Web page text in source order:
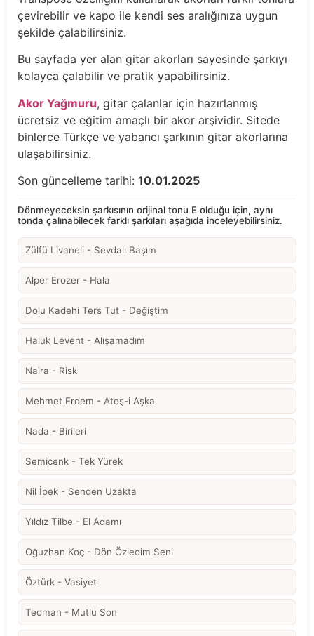
çevirebilir ve kapo ile kendi ses aralığınıza uygun
şekilde çalabilirsiniz.
Bu sayfada yer alan gitar akorları sayesinde şarkıyı
kolayca çalabilir ve pratik yapabilirsiniz.
Akor Yağmuru, gitar çalanlar için hazırlanmış
ücretsiz ve eğitim amaçlı bir akor arşividir. Sitede
binlerce Türkçe ve yabancı şarkının gitar akorlarına
ulaşabilirsiniz.
Son güncelleme tarihi: 10.01.2025
Dönmeyeceksin şarkısının orijinal tonu E olduğu için, aynı
tonda çalınabilecek farklı şarkıları aşağıda inceleyebilirsiniz.
Zülfü Livaneli - Sevdalı Başım
Alper Erozer - Hala
Dolu Kadehi Ters Tut - Değiştim
Haluk Levent - Alışamadım
Naira - Risk
Mehmet Erdem - Ateş-i Aşka
Nada - Birileri
Semicenk - Tek Yürek
Nil İpek - Senden Uzakta
Yıldız Tilbe - El Adamı
Oğuzhan Koç - Dön Özledim Seni
Öztürk - Vasiyet
Teoman - Mutlu Son